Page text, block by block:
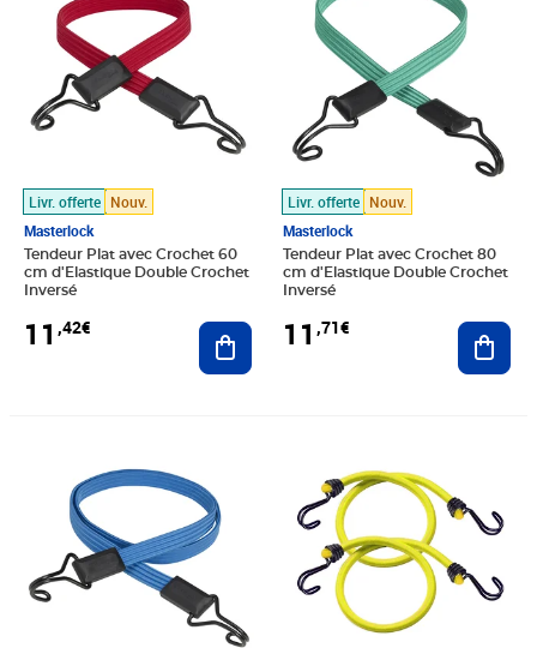
Livr. offerte Nouv.
Masterlock
Tendeur Plat avec Crochet 60
cm d'Elastique Double Crochet
Inversé
11 ,42€ Ajouter au panier
Livr. offerte Nouv.
Masterlock
Tendeur Plat avec Crochet 80
cm d'Elastique Double Crochet
Inversé
11 ,71€